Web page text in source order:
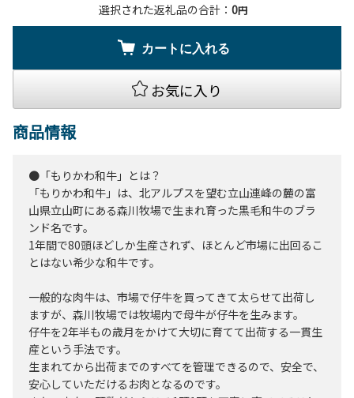
選択された返礼品の合計： 0円
カートに入れる
お気に入り
商品情報
●「もりかわ和牛」とは？
「もりかわ和牛」は、北アルプスを望む立山連峰の麓の富
山県立山町にある森川牧場で生まれ育った黒毛和牛のブラ
ンド名です。
1年間で80頭ほどしか生産されず、ほとんど市場に出回るこ
とはない希少な和牛です。
一般的な肉牛は、市場で仔牛を買ってきて太らせて出荷し
ますが、森川牧場では牧場内で母牛が仔牛を生みます。
仔牛を2年半もの歳月をかけて大切に育てて出荷する一貫生
産という手法です。
生まれてから出荷までのすべてを管理できるので、安全で、
安心していただけるお肉となるのです。